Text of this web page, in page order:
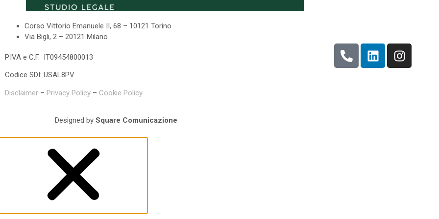
Corso Vittorio Emanuele II, 68 – 10121 Torino
Via Bigli, 2 – 20121 Milano
P.IVA e C.F. IT09454800013
Codice SDI: USAL8PV
Disclaimer – Privacy Policy – Cookie Policy
Designed by Square Comunicazione